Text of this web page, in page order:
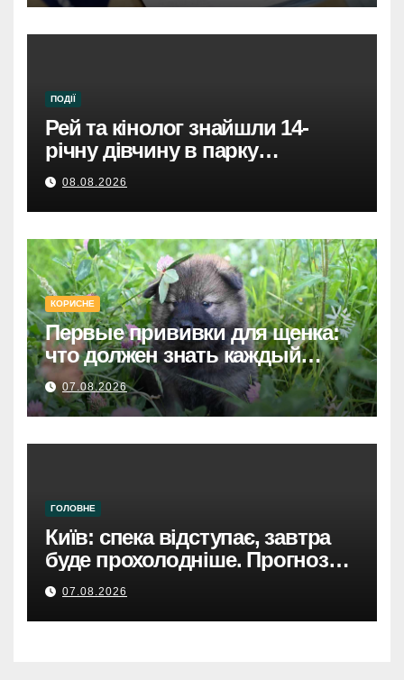
ПОДІЇ
Рей та кінолог знайшли 14-
річну дівчину в парку
Святошинського району.
08.08.2026
КОРИСНЕ
Первые прививки для щенка:
что должен знать каждый
хозяин
07.08.2026
ГОЛОВНЕ
Київ: спека відступає, завтра
буде прохолодніше. Прогноз
погоди
07.08.2026